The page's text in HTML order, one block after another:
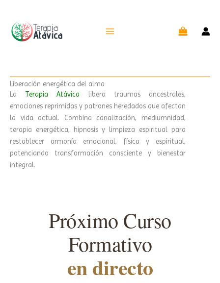
contenido
Liberación energética del alma
La Terapia Atávica libera traumas ancestrales,
emociones reprimidas y patrones heredados que afectan
la vida actual. Combina canalización, mediumnidad,
terapia energética, hipnosis y limpieza espiritual para
restablecer armonía emocional, física y espiritual,
potenciando transformación consciente y bienestar
integral.
Próximo Curso
Formativo
en directo